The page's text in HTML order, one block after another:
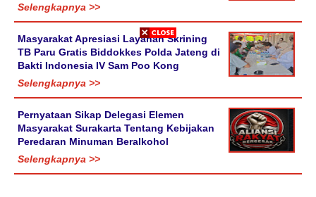
Selengkapnya >>
Masyarakat Apresiasi Layanan Skrining
TB Paru Gratis Biddokkes Polda Jateng di
Bakti Indonesia IV Sam Poo Kong
Selengkapnya >>
Pernyataan Sikap Delegasi Elemen
Masyarakat Surakarta Tentang Kebijakan
Peredaran Minuman Beralkohol
Selengkapnya >>